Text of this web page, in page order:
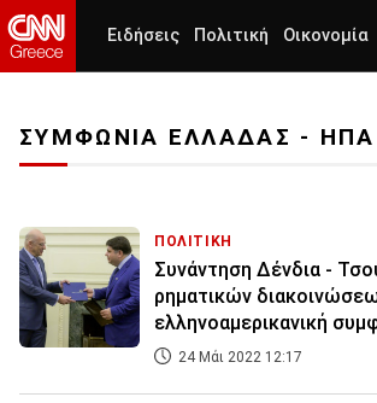
Ειδήσεις Πολιτική Οικονομία
ΣΥΜΦΩΝΙΑ ΕΛΛΑΔΑΣ - ΗΠΑ
ΠΟΛΙΤΙΚΗ
Συνάντηση Δένδια -
ρηματικών
ελληνοαμερικανική
24 Μάι 2022 12:17